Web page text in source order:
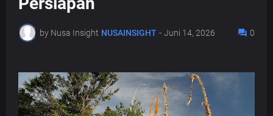
by Nusa Insight NUSAINSIGHT - Juni 14, 2026 0